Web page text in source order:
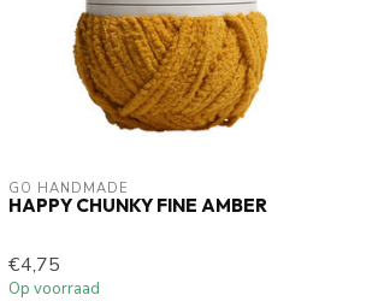
GO HANDMADE
HAPPY CHUNKY FINE AMBER
€4,75
Op voorraad